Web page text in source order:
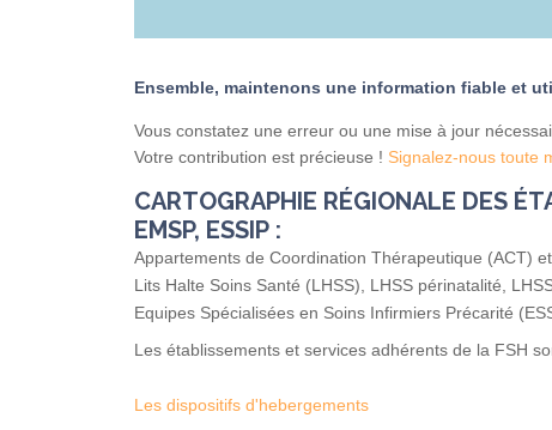
Ensemble, maintenons une information fiable et
Vous constatez une erreur ou une mise à jour
Votre contribution est précieuse ! Signalez-nous toute
CARTOGRAPHIE RÉGIONALE DES
EMSP, ESSIP :
Appartements de Coordination Thérapeutique (ACT)
Lits Halte Soins Santé (LHSS), LHSS périnatalité,
Equipes Spécialisées en Soins Infirmiers Précarité
Les établissements et services adhérents de la FSH
Les dispositifs d'hebergements